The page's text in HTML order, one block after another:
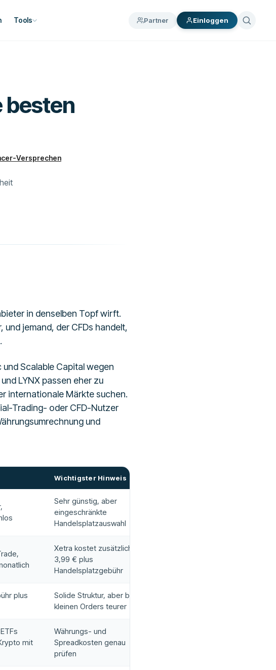
Tools Partner Einloggen
besten
Versprechen
in denselben Topf wirft.
jemand, der CFDs handelt,
und Scalable Capital wegen
LYNX passen eher zu
internationale Märkte suchen.
Trading- oder CFD-Nutzer
und
Wichtigster Hinweis
Sehr günstig, aber
eingeschränkte
Handelsplatzauswahl
Xetra kostet zusätzlich
3,99 € plus
Handelsplatzgebühr
plus
Solide Struktur, aber bei
kleinen Orders teurer
mit
Währungs- und
Spreadkosten genau
prüfen